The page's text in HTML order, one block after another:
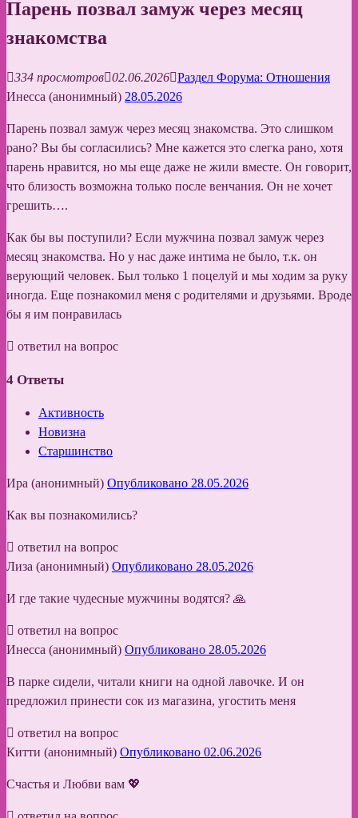
Парень позвал замуж через месяц
знакомства
334 просмотров 02.06.2026 Раздел Форума: Отношения
Инесса (анонимный) 28.05.2026
Парень позвал замуж через месяц знакомства. Это слишком
рано? Вы бы согласились? Мне кажется это слегка рано, хотя
парень нравится, но мы еще даже не жили вместе. Он говорит,
что близость возможна только после венчания. Он не хочет
грешить….
Как бы вы поступили? Если мужчина позвал замуж через
месяц знакомства. Но у нас даже интима не было, т.к. он
верующий человек. Был только 1 поцелуй и мы ходим за руку
иногда. Еще познакомил меня с родителями и друзьями. Вроде
бы я им понравилась
ответил на вопрос
4 Ответы
Активность
Новизна
Старшинство
Ира (анонимный) Опубликовано 28.05.2026
Как вы познакомились?
ответил на вопрос
Лиза (анонимный) Опубликовано 28.05.2026
И где такие чудесные мужчины водятся? 🙏
ответил на вопрос
Инесса (анонимный) Опубликовано 28.05.2026
В парке сидели, читали книги на одной лавочке. И он
предложил принести сок из магазина, угостить меня
ответил на вопрос
Китти (анонимный) Опубликовано 02.06.2026
Счастья и Любви вам 💖